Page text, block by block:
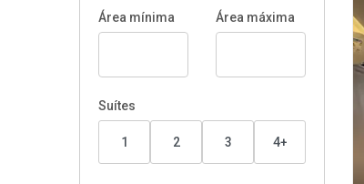
Área mínima Área máxima
Suítes
1 2 3 4+